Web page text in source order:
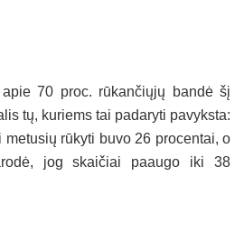
70 proc. rūkančiųjų bandė šį
tų, kuriems tai padaryti pavyksta:
rūkyti buvo 26 procentai, o
jog skaičiai paaugo iki 38